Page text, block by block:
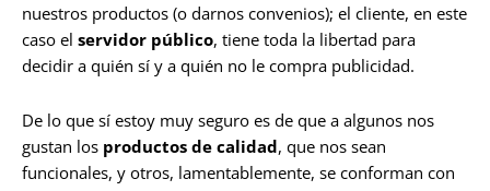
nuestros productos (o darnos convenios); el cliente, en este
caso el servidor público, tiene toda la libertad para
decidir a quién sí y a quién no le compra publicidad.
De lo que sí estoy muy seguro es de que a algunos nos
gustan los productos de calidad, que nos sean
funcionales, y otros, lamentablemente, se conforman con